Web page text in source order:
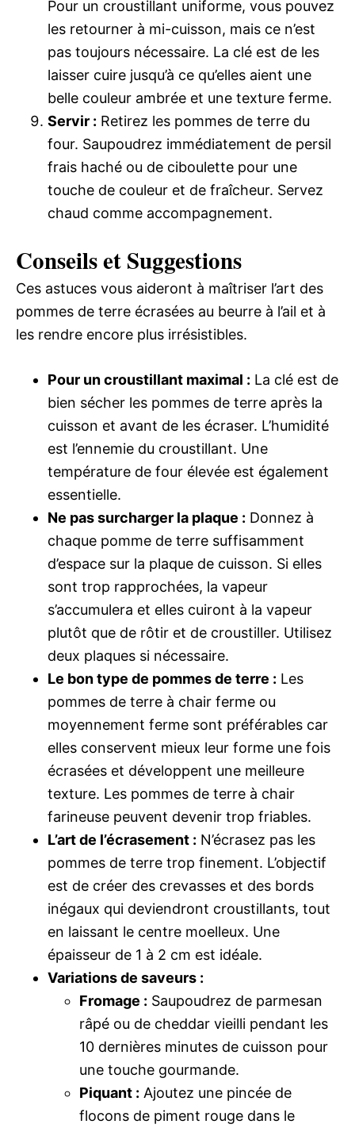
Pour un croustillant uniforme, vous pouvez
les retourner à mi-cuisson, mais ce n’est
pas toujours nécessaire. La clé est de les
laisser cuire jusqu’à ce qu’elles aient une
belle couleur ambrée et une texture ferme.
Servir : Retirez les pommes de terre du
four. Saupoudrez immédiatement de persil
frais haché ou de ciboulette pour une
touche de couleur et de fraîcheur. Servez
chaud comme accompagnement.
Conseils et Suggestions
Ces astuces vous aideront à maîtriser l’art des
pommes de terre écrasées au beurre à l’ail et à
les rendre encore plus irrésistibles.
Pour un croustillant maximal : La clé est de
bien sécher les pommes de terre après la
cuisson et avant de les écraser. L’humidité
est l’ennemie du croustillant. Une
température de four élevée est également
essentielle.
Ne pas surcharger la plaque : Donnez à
chaque pomme de terre suffisamment
d’espace sur la plaque de cuisson. Si elles
sont trop rapprochées, la vapeur
s’accumulera et elles cuiront à la vapeur
plutôt que de rôtir et de croustiller. Utilisez
deux plaques si nécessaire.
Le bon type de pommes de terre : Les
pommes de terre à chair ferme ou
moyennement ferme sont préférables car
elles conservent mieux leur forme une fois
écrasées et développent une meilleure
texture. Les pommes de terre à chair
farineuse peuvent devenir trop friables.
L’art de l’écrasement : N’écrasez pas les
pommes de terre trop finement. L’objectif
est de créer des crevasses et des bords
inégaux qui deviendront croustillants, tout
en laissant le centre moelleux. Une
épaisseur de 1 à 2 cm est idéale.
Variations de saveurs :
Fromage : Saupoudrez de parmesan
râpé ou de cheddar vieilli pendant les
10 dernières minutes de cuisson pour
une touche gourmande.
Piquant : Ajoutez une pincée de
flocons de piment rouge dans le